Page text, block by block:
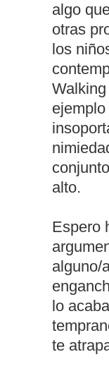
algo
otras
los
Walking
alto.
Espero
alguno/
lo
te